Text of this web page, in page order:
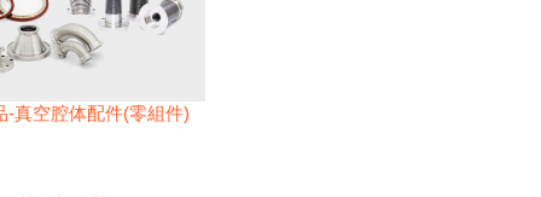
-真空腔体配件(零組件)